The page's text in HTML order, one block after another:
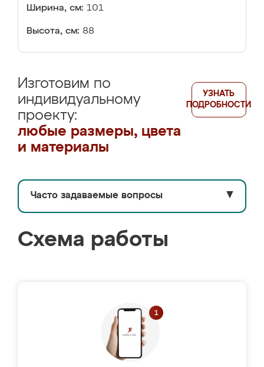
Ширина, см: 101
Высота, см: 88
Изготовим по
индивидуальному
проекту:
любые размеры, цвета
и материалы
УЗНАТЬ
ПОДРОБНОСТИ
Часто задаваемые вопросы ▼
Схема работы